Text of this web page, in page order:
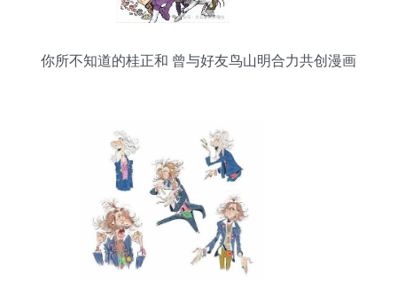
你所不知道的桂正和 曾与好友鸟山明合力共创漫画